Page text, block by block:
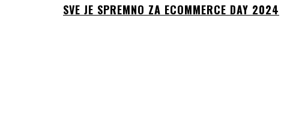
SVE JE SPREMNO ZA ECOMMERCE DAY 2024